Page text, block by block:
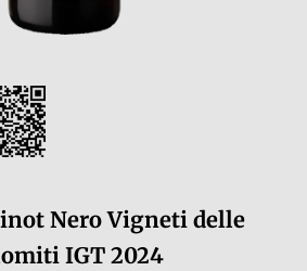
Nero Vigneti delle
IGT 2024